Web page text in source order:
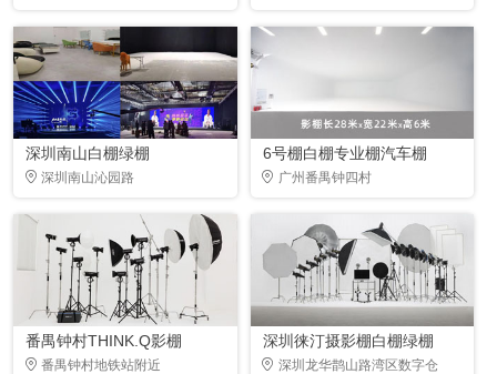
深圳南山白棚绿棚
深圳南山沁园路
6号棚白棚专业棚汽车棚
广州番禺钟四村
番禺钟村THINK.Q影棚
番禺钟村地铁站附近
深圳徕汀摄影棚白棚绿棚
深圳龙华鹊山路湾区数字仓